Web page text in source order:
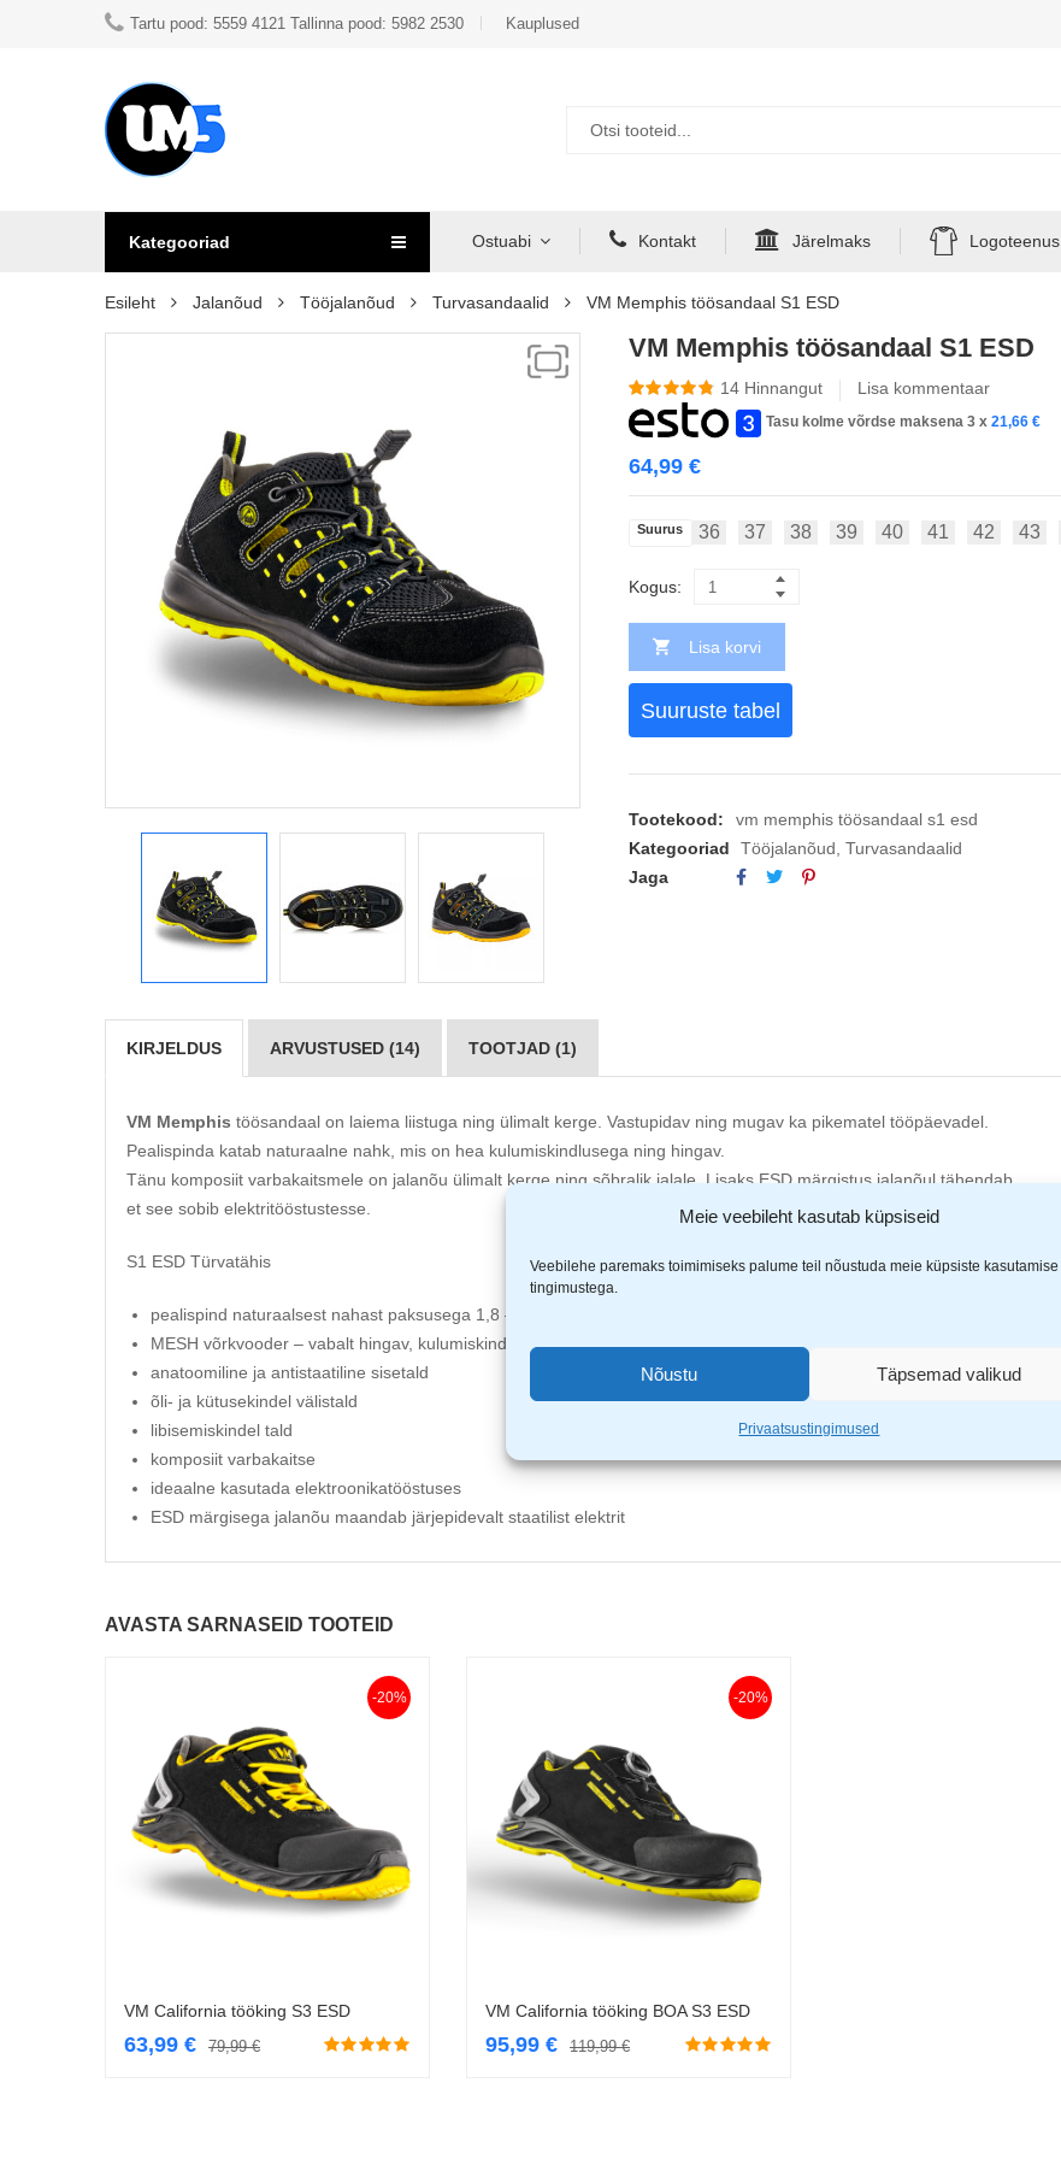
Meie veebileht kasutab küpsiseid
Veebilehe paremaks toimimiseks palume teil nõustuda meie küpsiste kasutamise
tingimustega.
Nõustu Täpsemad valikud
Privaatsustingimused
Tartu pood: 5559 4121 Tallinna pood: 5982 2530 Kauplused
Kategooriad Ostuabi Kontakt Järelmaks Logoteenus
Esileht Jalanõud Tööjalanõud Turvasandaalid VM Memphis töösandaal S1 ESD
VM Memphis töösandaal S1 ESD
14 Hinnangut Lisa kommentaar
Tasu kolme võrdse maksena 3 x 21,66 €
64,99 €
Suurus 36 37 38 39 40 41 42 43
Kogus:
Lisa korvi
Suuruste tabel
Tootekood:
vm memphis töösandaal s1 esd
Kategooriad
Tööjalanõud, Turvasandaalid
Jaga
KIRJELDUS ARVUSTUSED (14) TOOTJAD (1)
VM Memphis töösandaal on laiema liistuga ning ülimalt kerge. Vastupidav ning mugav ka pikematel tööpäevadel.
Pealispinda katab naturaalne nahk, mis on hea kulumiskindlusega ning hingav.
Tänu komposiit varbakaitsmele on jalanõu ülimalt kerge ning sõbralik jalale. Lisaks ESD märgistus jalanõul tähendab,
et see sobib elektritööstustesse.
S1 ESD Türvatähis
pealispind naturaalsest nahast paksusega 1,8 – 2,0 mm
MESH võrkvooder – vabalt hingav, kulumiskindel ja hea hügieenile
anatoomiline ja antistaatiline sisetald
õli- ja kütusekindel välistald
libisemiskindel tald
komposiit varbakaitse
ideaalne kasutada elektroonikatööstuses
ESD märgisega jalanõu maandab järjepidevalt staatilist elektrit
AVASTA SARNASEID TOOTEID
-20%
Vali
VM California tööking S3 ESD
79,99€
63,99 €
-20%
Vali
VM California tööking BOA S3 ESD
119,99€
95,99 €